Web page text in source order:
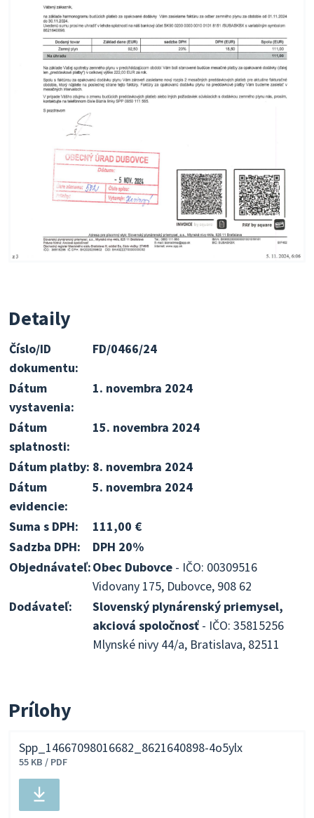
Detaily
Číslo/ID
dokumentu:
FD/0466/24
Dátum
vystavenia:
1. novembra 2024
Dátum
splatnosti:
15. novembra 2024
Dátum platby: 8. novembra 2024
Dátum
evidencie:
5. novembra 2024
Suma s DPH:
111,00 €
Sadzba DPH:
DPH 20%
Objednávateľ:Obec Dubovce - IČO: 00309516
Vidovany 175, Dubovce, 908 62
Dodávateľ:
Slovenský plynárenský priemysel,
akciová spoločnosť - IČO: 35815256
Mlynské nivy 44/a, Bratislava, 82511
Prílohy
Stiahnuť
súbor
Spp_14667098016682_8621640898-4o5ylx
55 KB / PDF